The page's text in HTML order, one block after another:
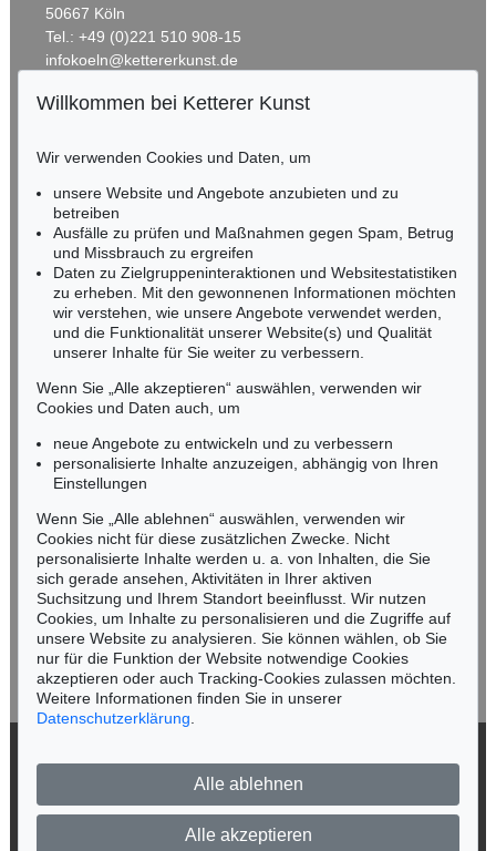
Auktion 301 - Lot 101
Biblia ectypa, neuer Einbd.
, 1695
Ergebnis:€ 952
Auktion 521 - Lot 242
Ergebnis:
Auktion 373 - Lot 624
C. WEIGEL
Sculptura historiarum (1697), 1697
Ergebnis:€ 600
Auktion 418 - Lot 422
CHRISTOPH WEIGEL
Memorabilia facta. 1722, 1722
Ergebnis:€ 324
Auktion 414 - Lot 845
50667 Köln
Tel.: +49 (0)221 510 908-15
infokoeln@kettererkunst.de
RHEINLAND-PFALZ
Miriam Heß
Tel.: +49 (0)62 21 58 80-038
Fax: +49 (0)62 21 58 80-595
infoheidelberg@kettererkunst.de
NORDDEUTSCHLAND
Nico Kassel, M.A.
Tel.: +49 (0)89 55244-164
Mobil: +49 (0)171 8618661
n.kassel@kettererkunst.de
Keine Auktion mehr verpassen!
Wir informieren Sie rechtzeitig.
Jetzt zum Newsletter anmelden >
Impressum
Willkommen bei Ketterer Kunst
Wir verwenden Cookies und Daten, um
unsere Website und Angebote anzubieten und zu
betreiben
Ausfälle zu prüfen und Maßnahmen gegen Spam, Betrug
und Missbrauch zu ergreifen
Daten zu Zielgruppeninteraktionen und Websitestatistiken
zu erheben. Mit den gewonnenen Informationen möchten
wir verstehen, wie unsere Angebote verwendet werden,
und die Funktionalität unserer Website(s) und Qualität
unserer Inhalte für Sie weiter zu verbessern.
Wenn Sie „Alle akzeptieren“ auswählen, verwenden wir
Cookies und Daten auch, um
neue Angebote zu entwickeln und zu verbessern
personalisierte Inhalte anzuzeigen, abhängig von Ihren
Einstellungen
Wenn Sie „Alle ablehnen“ auswählen, verwenden wir
Cookies nicht für diese zusätzlichen Zwecke. Nicht
personalisierte Inhalte werden u. a. von Inhalten, die Sie
sich gerade ansehen, Aktivitäten in Ihrer aktiven
Suchsitzung und Ihrem Standort beeinflusst. Wir nutzen
Cookies, um Inhalte zu personalisieren und die Zugriffe auf
unsere Website zu analysieren. Sie können wählen, ob Sie
nur für die Funktion der Website notwendige Cookies
akzeptieren oder auch Tracking-Cookies zulassen möchten.
Weitere Informationen finden Sie in unserer
Datenschutzerklärung
Alle ablehnen
Alle akzeptieren